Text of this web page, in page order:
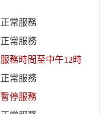
正常服務
正常服務
服務時間至中午12時
正常服務
暫停服務